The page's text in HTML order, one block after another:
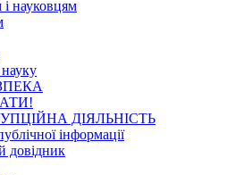
і науковцям
ДІЯЛЬНІСТЬ
інформації
довідник